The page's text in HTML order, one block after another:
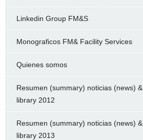
Linkedin Group FM&S
Monograficos FM& Facility Services
Quienes somos
Resumen (summary) noticias (news) &
library 2012
Resumen (summary) noticias (news) &
library 2013